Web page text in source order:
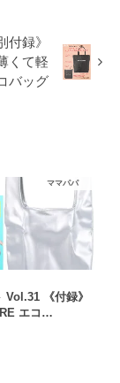
付録》
くて軽
バッグ
ママパパ
《付録》
エコ…